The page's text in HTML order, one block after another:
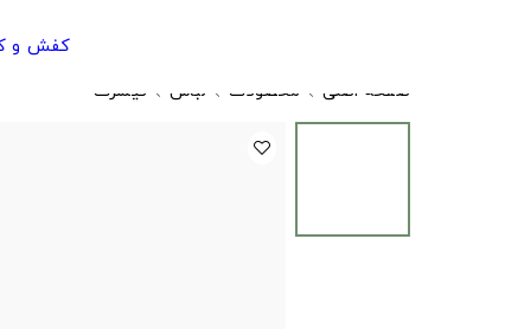
کفش و
صفحه اصلی محصولات لباس تیشرت